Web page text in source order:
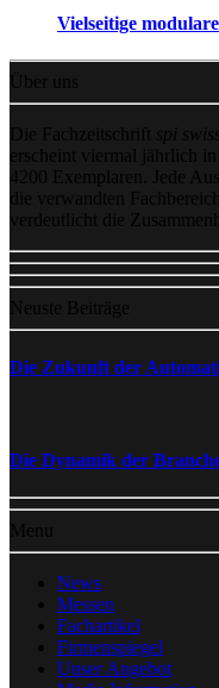
Vielseitige
Über uns
Die Fachzeitschrift
spi
erscheint viermal jährlich in
4200 Exemplaren. Jede
die verwandten
verdeutlicht die
Neuste Beiträge
Die Zukunft der
Die Dynamik der
Menu
News
Messen
Fachartikel
Firmenspiegel
Unser Angebot